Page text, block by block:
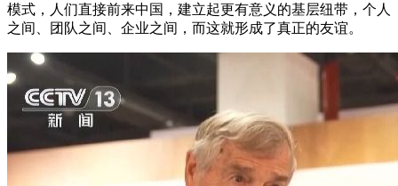
模式，人们直接前来中国，建立起更有意义的基层纽带，个人
之间、团队之间、企业之间，而这就形成了真正的友谊。